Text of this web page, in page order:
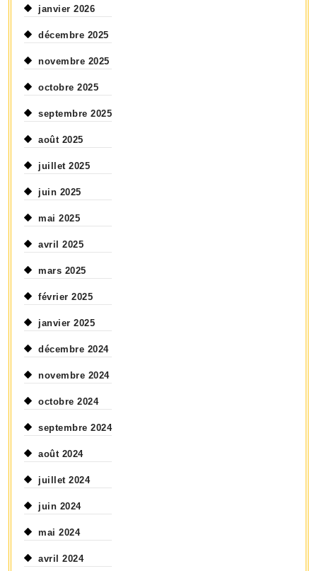
janvier 2026
décembre 2025
novembre 2025
octobre 2025
septembre 2025
août 2025
juillet 2025
juin 2025
mai 2025
avril 2025
mars 2025
février 2025
janvier 2025
décembre 2024
novembre 2024
octobre 2024
septembre 2024
août 2024
juillet 2024
juin 2024
mai 2024
avril 2024